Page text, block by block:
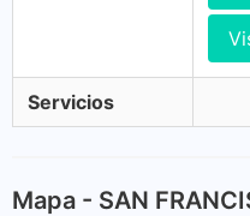
Servicios
Mapa - SAN